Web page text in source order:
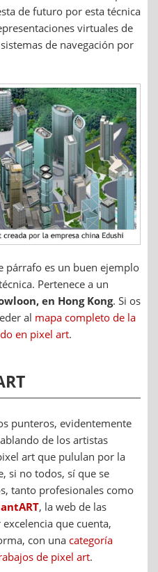
de futuro por esta técnica
virtuales de
de navegación por
párrafo es un buen ejemplo
Pertenece a un
en Hong Kong. Si os
al mapa completo de la
en pixel art.
punteros, evidentemente
de los artistas
art que pululan por la
si no todos, sí que se
tanto profesionales como
, la web de las
que cuenta,
con una categoría
de pixel art.